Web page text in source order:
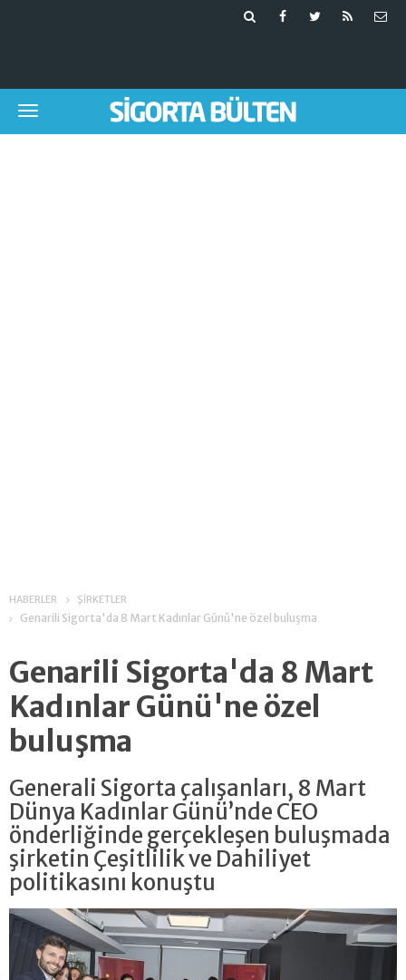
HABERLER ŞİRKETLER
Genarili Sigorta'da 8 Mart Kadınlar Günü'ne özel buluşma
Genarili Sigorta'da 8 Mart
Kadınlar Günü'ne özel
buluşma
Generali Sigorta çalışanları, 8 Mart
Dünya Kadınlar Günü’nde CEO
önderliğinde gerçekleşen buluşmada
şirketin Çeşitlilik ve Dahiliyet
politikasını konuştu